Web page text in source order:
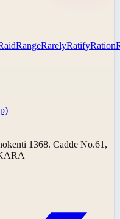
RangeRarelyRatifyRation
1368. Cadde No.61,